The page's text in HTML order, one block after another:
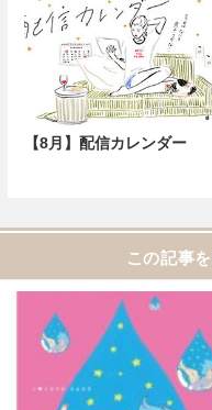
【8月】配信カレンダー
この記事